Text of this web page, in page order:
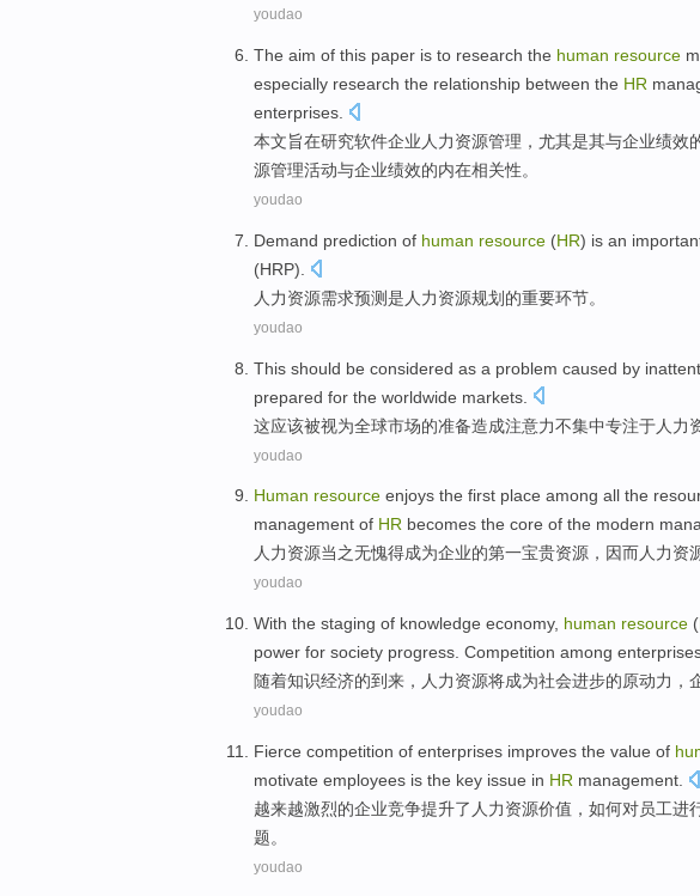
youdao
The aim of this paper is to research the human resource
especially research the relationship between the HR
enterprises.
本文旨在研究软件企业 人力资源管理 ， 尤其是其与企业绩效
源管理活动与企业绩效的内在相关性。
youdao
Demand prediction of human resource (HR) is an
(HRP).
人力资源需求预测是 人力资源规划 的重要环节。
youdao
This should be considered as a problem caused by
prepared for the worldwide markets
这应该被视为全球市场的准备造成注意力不集中专注于人力
youdao
Human resource enjoys the first place among all the
management of HR becomes the core of the modern
人力资源当之无愧得成为企业的第一宝贵资源 ，因而人力资
youdao
With the staging of knowledge economy, human resource (
power for society progress Competition among
随着知识经济的到来， 人力资源将成为社会进步的原动力 ，
youdao
Fierce competition of enterprises improves the value of
motivate employees is the key issue in HR management
越来越激烈的企业竞争提升了 人力资源价值 ， 如何对员工进
题。
youdao